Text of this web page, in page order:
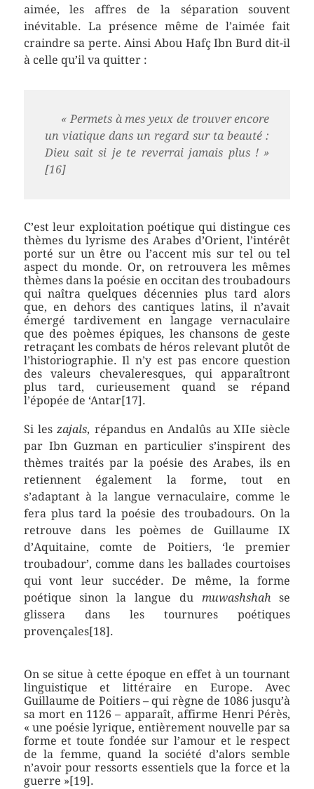
aimée, les affres de la séparation souvent
inévitable. La présence même de l’aimée fait
craindre sa perte. Ainsi Abou Hafç Ibn Burd dit-il
à celle qu’il va quitter :
« Permets à mes yeux de trouver encore
un viatique dans un regard sur ta beauté :
Dieu sait si je te reverrai jamais plus ! »
[16]
C’est leur exploitation poétique qui distingue ces
thèmes du lyrisme des Arabes d’Orient, l’intérêt
porté sur un être ou l’accent mis sur tel ou tel
aspect du monde. Or, on retrouvera les mêmes
thèmes dans la poésie en occitan des troubadours
qui naîtra quelques décennies plus tard alors
que, en dehors des cantiques latins, il n’avait
émergé tardivement en langage vernaculaire
que des poèmes épiques, les chansons de geste
retraçant les combats de héros relevant plutôt de
l’historiographie. Il n’y est pas encore question
des valeurs chevaleresques, qui apparaîtront
plus tard, curieusement quand se répand
l’épopée de ‘Antar[17].
Si leszajals, répandus en Andalûs au XIIe siècle
par Ibn Guzman en particulier s’inspirent des
thèmes traités par la poésie des Arabes, ils en
retiennent également la forme, tout en
s’adaptant à la langue vernaculaire, comme le
fera plus tard la poésie des troubadours. On la
retrouve dans les poèmes de Guillaume IX
d’Aquitaine, comte de Poitiers, ‘le premier
troubadour’, comme dans les ballades courtoises
qui vont leur succéder. De même, la forme
poétique sinon la langue du muwashshah se
glissera dans les tournures poétiques
provençales[18].
On se situe à cette époque en effet à un tournant
linguistique et littéraire en Europe. Avec
Guillaume de Poitiers – qui règne de 1086 jusqu’à
sa mort en 1126 – apparaît, affirme Henri Pérès,
« une poésie lyrique, entièrement nouvelle par sa
forme et toute fondée sur l’amour et le respect
de la femme, quand la société d’alors semble
n’avoir pour ressorts essentiels que la force et la
guerre »[19].